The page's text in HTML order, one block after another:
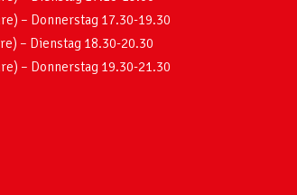
– Donnerstag 17.30-19.30
– Dienstag 18.30-20.30
– Donnerstag 19.30-21.30